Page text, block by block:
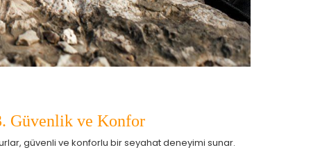
Güvenlik ve Konfor
güvenli ve konforlu bir seyahat deneyimi sunar.